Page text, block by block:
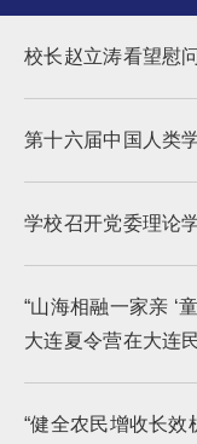
校长赵立涛看望慰
第十六届中国人类
学校召开党委理论
“山海相融一家亲 ‘
大连夏令营在大连
“健全农民增收长效